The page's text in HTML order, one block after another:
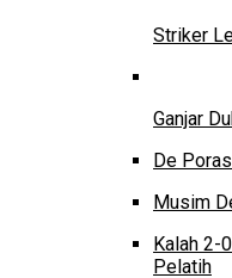
Striker
Ganjar
De
Musim
Kalah 2-
Pelatih